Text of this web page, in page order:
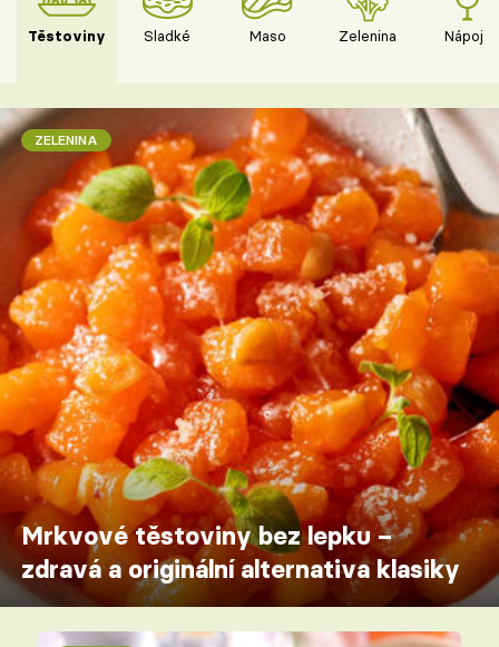
Těstoviny Sladké Maso Zelenina Nápoje
ZELENINA
Mrkvové těstoviny bez lepku –
zdravá a originální alternativa klasiky